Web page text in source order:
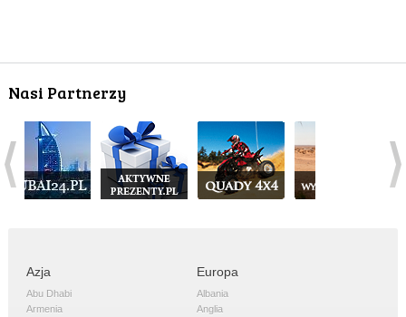
Nasi Partnerzy
Azja
Abu Dhabi
Armenia
Europa
Albania
Anglia